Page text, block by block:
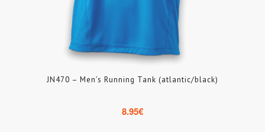
JN470 – Men’s Running Tank (atlantic/black)
8.95€